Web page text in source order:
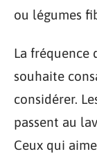
ou légumes
La fréquence
souhaite
considérer.
passent au
Ceux qui